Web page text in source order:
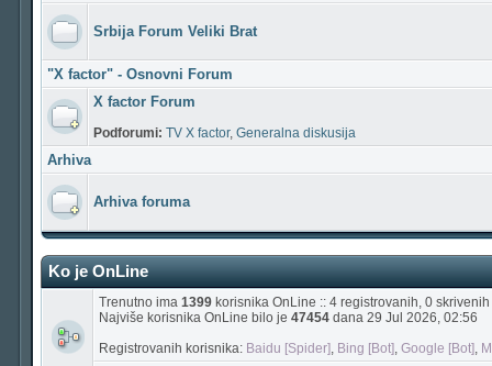
Srbija Forum Veliki Brat
"X factor" - Osnovni Forum
X factor Forum
Podforumi: TV X factor, Generalna diskusija
Arhiva
Arhiva foruma
Ko je OnLine
Trenutno ima 1399 korisnika OnLine :: 4 registrovanih, 0
Najviše korisnika OnLine bilo je 47454 dana 29 Jul 2026, 02:56
Registrovanih korisnika: Baidu [Spider], Bing [Bot], Google [Bot],